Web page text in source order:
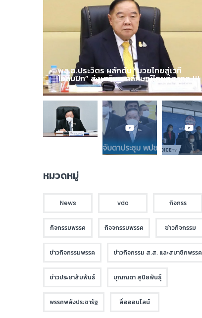
พล.อ.ประวิตร ผลักดัน “มวยไทยสู่เวที
โอลิมปิก” ส่งเสริมเอกลักษณ์ไทยสู่สากล !!!
หมวดหมู่
News vdo กิจกรร
กิจกรรมพรรค กิจจกรรมพรรค ข่าวกิจกรรม
ข่าวกิจกรรมพรรค ข่าวกิจกรรม ส.ส. และสมาชิกพรรค
ข่าวประชาสัมพันธ์ บุณณดา สุปิยพันธุ์
พรรคพลังประชารัฐ สื่อออนไลน์